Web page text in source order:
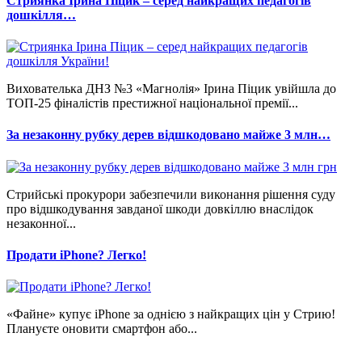
дошкілля…
Вихователька ДНЗ №3 «Магнолія» Ірина Піцик увійшла до
ТОП-25 фіналістів престижної національної премії...
За незаконну рубку дерев відшкодовано майже 3 млн…
Стрийські прокурори забезпечили виконання рішення суду
про відшкодування завданої шкоди довкіллю внаслідок
незаконної...
Продати iPhone? Легко!
«Файне» купує iPhone за однією з найкращих цін у Стрию!
Плануєте оновити смартфон або...